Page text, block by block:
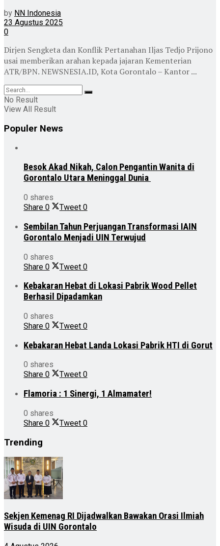
by NN Indonesia
23 Agustus 2025
0
Dirjen Sengketa dan Konflik Pertanahan Iljas Tedjo Prijono
usai memberikan arahan kepada jajaran Kementerian
ATR/BPN. NEWSNESIA.ID, Kota Gorontalo – Kantor ...
No Result
View All Result
Populer News
Besok Akad Nikah, Calon Pengantin Wanita di
Gorontalo Utara Meninggal Dunia
0 shares
Share 0 Tweet 0
Sembilan Tahun Perjuangan Transformasi IAIN
Gorontalo Menjadi UIN Terwujud
0 shares
Share 0 Tweet 0
Kebakaran Hebat di Lokasi Pabrik Wood Pellet
Berhasil Dipadamkan
0 shares
Share 0 Tweet 0
Kebakaran Hebat Landa Lokasi Pabrik HTI di Gorut
0 shares
Share 0 Tweet 0
Flamoria : 1 Sinergi, 1 Almamater!
0 shares
Share 0 Tweet 0
Trending
Sekjen Kemenag RI Dijadwalkan Bawakan Orasi Ilmiah
Wisuda di UIN Gorontalo